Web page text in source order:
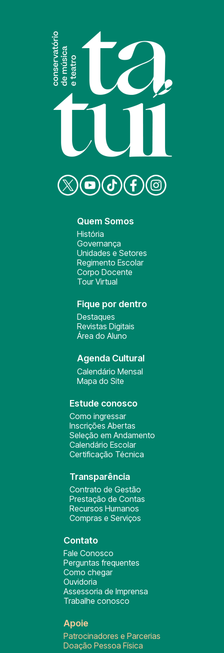
Quem Somos
História
Governança
Unidades e Setores
Regimento Escolar
Corpo Docente
Tour Virtual
Fique por dentro
Destaques
Revistas Digitais
Área do Aluno
Agenda Cultural
Calendário Mensal
Mapa do Site
Estude conosco
Como ingressar
Inscrições Abertas
Seleção em Andamento
Calendário Escolar
Certificação Técnica
Transparência
Contrato de Gestão
Prestação de Contas
Recursos Humanos
Compras e Serviços
Contato
Fale Conosco
Perguntas frequentes
Como chegar
Ouvidoria
Assessoria de Imprensa
Trabalhe conosco
Apoie
Patrocinadores e Parcerias
Doação Pessoa Física